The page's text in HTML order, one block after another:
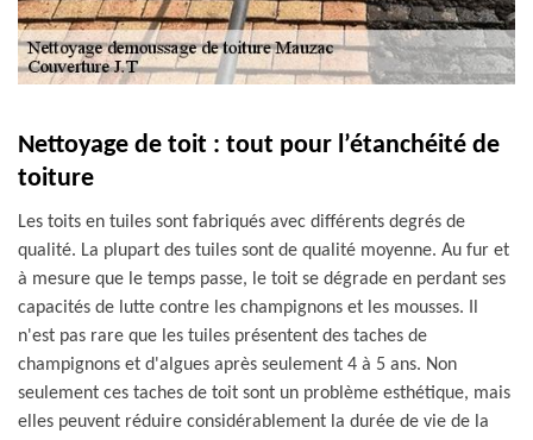
Nettoyage de toit : tout pour l’étanchéité de
toiture
Les toits en tuiles sont fabriqués avec différents degrés de
qualité. La plupart des tuiles sont de qualité moyenne. Au fur et
à mesure que le temps passe, le toit se dégrade en perdant ses
capacités de lutte contre les champignons et les mousses. Il
n'est pas rare que les tuiles présentent des taches de
champignons et d'algues après seulement 4 à 5 ans. Non
seulement ces taches de toit sont un problème esthétique, mais
elles peuvent réduire considérablement la durée de vie de la